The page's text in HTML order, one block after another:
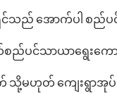
င်သည် အောက်ပါ စ
စည်ပင်သာယာရွေးကေ
သို့မဟုတ် ကျေးရွာအု